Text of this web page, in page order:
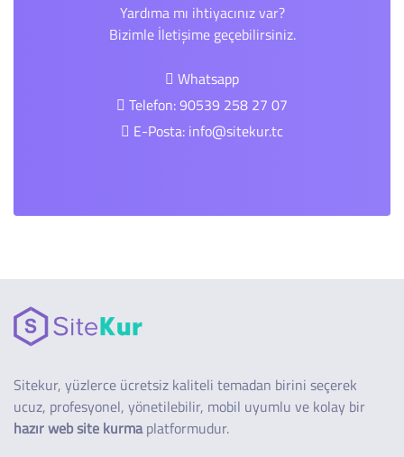
Yardıma mı ihtiyacınız var?
Bizimle İletişime geçebilirsiniz.
Whatsapp
Telefon: 90539 258 27 07
E-Posta: info@sitekur.tc
Sitekur, yüzlerce ücretsiz kaliteli temadan birini seçerek
ucuz, profesyonel, yönetilebilir, mobil uyumlu ve kolay bir
hazır web site kurmaplatformudur.